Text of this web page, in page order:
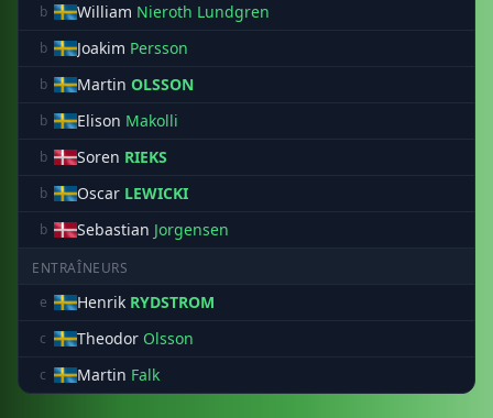
b
William Nieroth Lundgren
b Joakim Persson
b Martin OLSSON
b Elison Makolli
b Soren RIEKS
b Oscar LEWICKI
b Sebastian Jorgensen
ENTRAÎNEURS
e
Henrik RYDSTROM
c Theodor Olsson
c Martin Falk